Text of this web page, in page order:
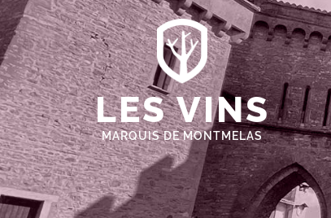
LES VINS
MARQUIS DE MONTMELAS